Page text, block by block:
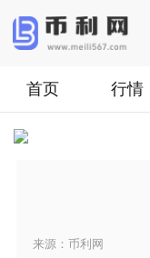
首页 行情
来源：币利网